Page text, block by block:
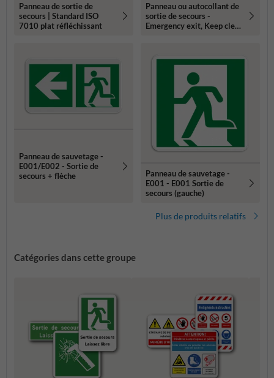
Panneau de sortie de
secours | Standard ISO
7010 plat réfléchissant
Panneau ou autocollant de
sortie de secours -
Emergency exit, Keep clear
Panneau de sauvetage -
E001/E002 - Sortie de
secours + flèche
Panneau de sauvetage -
E001 - E001 Sortie de
secours (gauche)
Plus de produits relatifs
Catégories dans cette groupe